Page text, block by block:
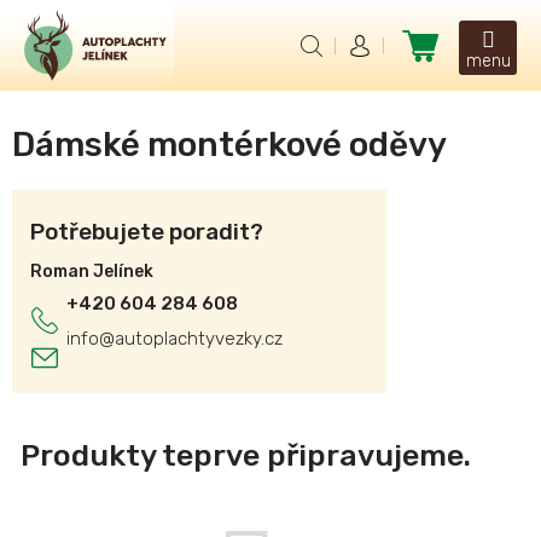
obsah
Nákupní
košík
Dámské montérkové oděvy
Potřebujete poradit?
Roman Jelínek
info@autoplachtyvezky.cz
+420 604 284 608
Produkty teprve připravujeme.